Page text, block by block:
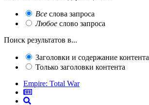
Все слова запроса
Любое слово запроса
Поиск результатов в...
Заголовки и содержание контента
Только заголовки контента
Empire: Total War